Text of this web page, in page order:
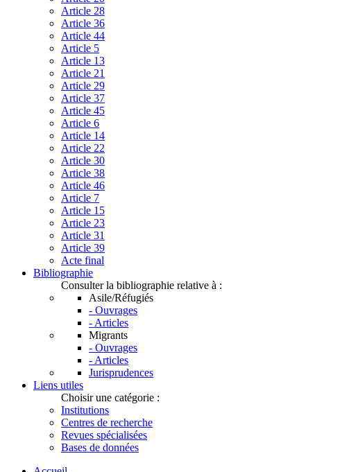
Article 28
Article 36
Article 44
Article 5
Article 13
Article 21
Article 29
Article 37
Article 45
Article 6
Article 14
Article 22
Article 30
Article 38
Article 46
Article 7
Article 15
Article 23
Article 31
Article 39
Acte final
Bibliographie
Consulter la bibliographie relative à :
Asile/Réfugiés
- Ouvrages
- Articles
Migrants
- Ouvrages
- Articles
Jurisprudences
Liens utiles
Choisir une catégorie :
Institutions
Centres de recherche
Revues spécialisées
Bases de données